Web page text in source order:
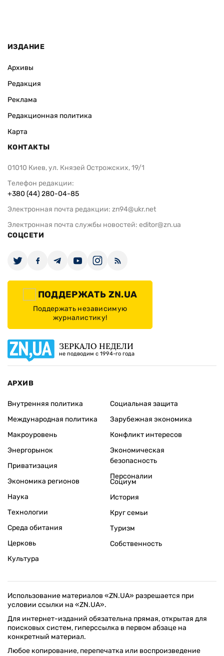
ИЗДАНИЕ
Архивы
Редакция
Реклама
Редакционная политика
Карта
КОНТАКТЫ
01010 Киев, ул. Князей Острожских, 19/1
Телефон редакции:
+380 (44) 280-04-85
Электронная почта редакции: zn94@ukr.net
Электронная почта службы новостей: editor@zn.ua
СОЦСЕТИ
ПОДДЕРЖАТЬ ZN.UA
Поддержать независимую
журналистику!
ЗЕРКАЛО НЕДЕЛИ
не подводим с 1994-го года
АРХИВ
Внутренняя политика
Международная политика
Макроуровень
Энергорынок
Приватизация
Экономика регионов
Социальная защита
Зарубежная экономика
Конфликт интересов
Экономическая
безопасность
Персоналии
Наука
Технологии
Среда обитания
Церковь
Культура
Социум
История
Круг семьи
Туризм
Собственность
Использование материалов «ZN.UA» разрешается при
условии ссылки на «ZN.UA».
Для интернет-изданий обязательна прямая, открытая для
поисковых систем, гиперссылка в первом абзаце на
конкретный материал.
Любое копирование, перепечатка или воспроизведение